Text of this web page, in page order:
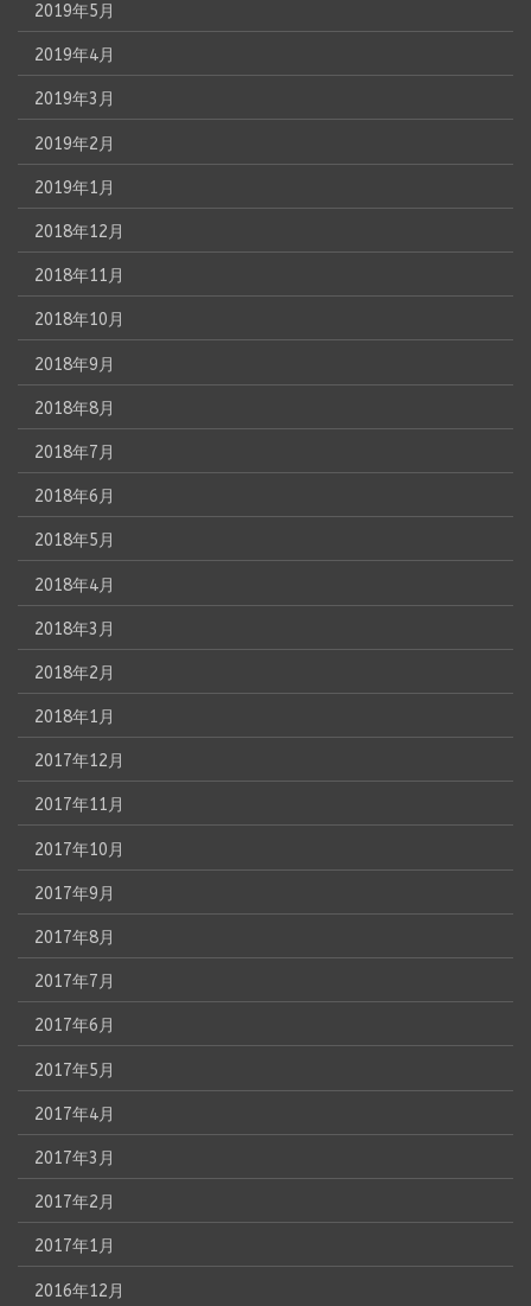
2019年5月
2019年4月
2019年3月
2019年2月
2019年1月
2018年12月
2018年11月
2018年10月
2018年9月
2018年8月
2018年7月
2018年6月
2018年5月
2018年4月
2018年3月
2018年2月
2018年1月
2017年12月
2017年11月
2017年10月
2017年9月
2017年8月
2017年7月
2017年6月
2017年5月
2017年4月
2017年3月
2017年2月
2017年1月
2016年12月